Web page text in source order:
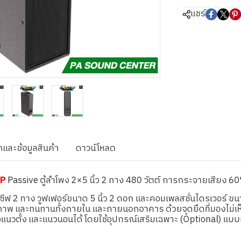
แชร์
และข้อมูลสินค้า ดาวน์โหลด
Passive ตู้ลำโพง 2×5 นิ้ว 2 ทาง 480 วัตต์ การกระจายเสียง
2 ทาง วูฟเฟอร์ขนาด 5 นิ้ว 2 ดอก และคอมเพลสชั่นไดรเวอร์ ข
พ และทนทานทั้งภายใน และภายนอกอาคาร ด้วยจุดยึดที่มองไ
วตั้ง และแนวนอนได้ โดยใช้อุปกรณ์เสริมเฉพาะ (Optional) แบ